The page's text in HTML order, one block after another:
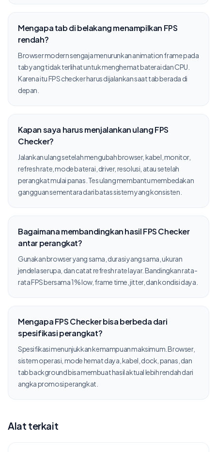
Mengapa tab di belakang menampilkan FPS
rendah?
Browser modern sengaja menurunkan animation frame pada
tab yang tidak terlihat untuk menghemat baterai dan CPU.
Karena itu FPS checker harus dijalankan saat tab berada di
depan.
Kapan saya harus menjalankan ulang FPS
Checker?
Jalankan ulang setelah mengubah browser, kabel, monitor,
refresh rate, mode baterai, driver, resolusi, atau setelah
perangkat mulai panas. Tes ulang membantu membedakan
gangguan sementara dari batas sistem yang konsisten.
Bagaimana membandingkan hasil FPS Checker
antar perangkat?
Gunakan browser yang sama, durasi yang sama, ukuran
jendela serupa, dan catat refresh rate layar. Bandingkan rata-
rata FPS bersama 1% low, frame time, jitter, dan kondisi daya.
Mengapa FPS Checker bisa berbeda dari
spesifikasi perangkat?
Spesifikasi menunjukkan kemampuan maksimum. Browser,
sistem operasi, mode hemat daya, kabel, dock, panas, dan
tab background bisa membuat hasil aktual lebih rendah dari
angka promosi perangkat.
Alat terkait